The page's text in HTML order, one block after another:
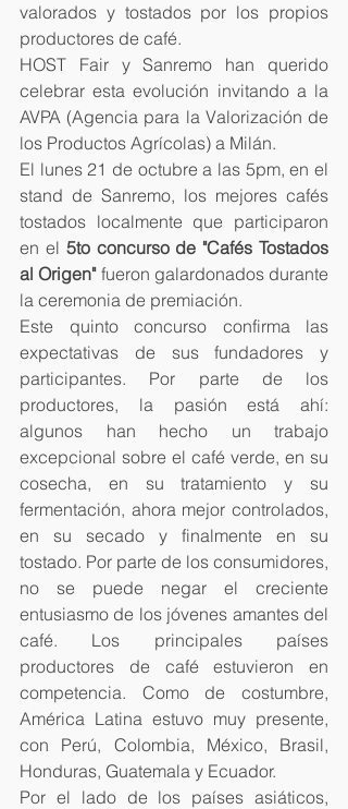
valorados y tostados por los propios
productores de café.
HOST Fair y Sanremo han querido
celebrar esta evolución invitando a la
AVPA (Agencia para la Valorización de
los Productos Agrícolas) a Milán.
El lunes 21 de octubre a las 5pm, en el
stand de Sanremo, los mejores cafés
tostados localmente que participaron
en el 5to concurso de "Cafés Tostados
al Origen" fueron galardonados durante
la ceremonia de premiación.
Este quinto concurso confirma las
expectativas de sus fundadores y
participantes. Por parte de los
productores, la pasión está ahí:
algunos han hecho un trabajo
excepcional sobre el café verde, en su
cosecha, en su tratamiento y su
fermentación, ahora mejor controlados,
en su secado y finalmente en su
tostado. Por parte de los consumidores,
no se puede negar el creciente
entusiasmo de los jóvenes amantes del
café. Los principales países
productores de café estuvieron en
competencia. Como de costumbre,
América Latina estuvo muy presente,
con Perú, Colombia, México, Brasil,
Honduras, Guatemala y Ecuador.
Por el lado de los países asiáticos,